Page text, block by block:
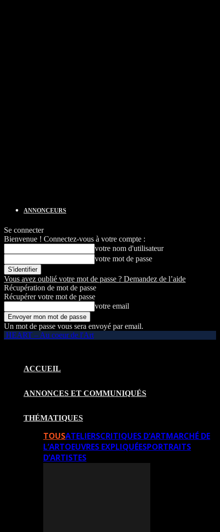
ANNONCEURS
Se connecter
Bienvenue ! Connectez-vous à votre compte :
votre nom d'utilisateur
votre mot de passe
Vous avez oublié votre mot de passe ? Demandez de l’aide
Récupération de mot de passe
Récupérer votre mot de passe
votre email
Un mot de passe vous sera envoyé par email.
HEART – Au coeur de l'Art
ACCUEIL
ANNONCES ET COMMUNIQUÉS
THÉMATIQUES
TOUSATELIERSCRITIQUES D’ARTMARCHÉ DE
L’ARTOEUVRES EXPLIQUÉESPORTRAITS
D’ARTISTES